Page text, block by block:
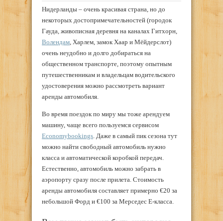
Нидерланды – очень красивая страна, но до
некоторых достопримечательностей (городок
Гауда, живописная деревня на каналах Гитхорн,
Волендaм, Харлем, замок Хаар и Мёйдерслот)
очень неудобно и долго добираться на
общественном транспорте, поэтому опытным
путешественникам и владельцам водительского
удостоверения можно рассмотреть вариант
аренды автомобиля.
Во время поездок по миру мы тоже арендуем
машину, чаще всего пользуемся сервисом
Economybookings. Даже в самый пик сезона тут
можно найти свободный автомобиль нужно
класса и автоматической коробкой передач.
Естественно, автомобиль можно забрать в
аэропорту сразу после прилета. Стоимость
аренды автомобиля составляет примерно €20 за
небольшой Форд и €100 за Мерседес Е-класса.